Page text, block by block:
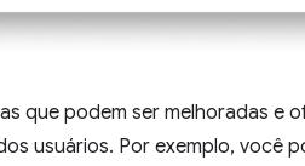
que podem ser melhoradas e
usuários. Por exemplo, você